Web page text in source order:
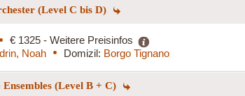
(Level C bis D)
€ 1325 - Weitere Preisinfos
Noah Domizil: Borgo Tignano
(Level B + C)